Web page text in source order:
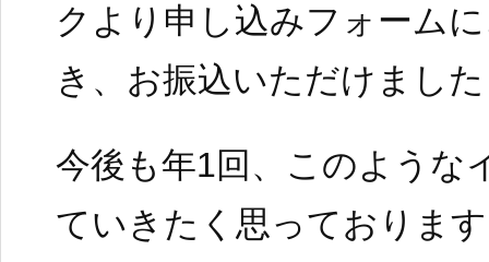
クより申し込みフォーム
き、お振込いただけまし
今後も年1回、このような
ていきたく思っておりま